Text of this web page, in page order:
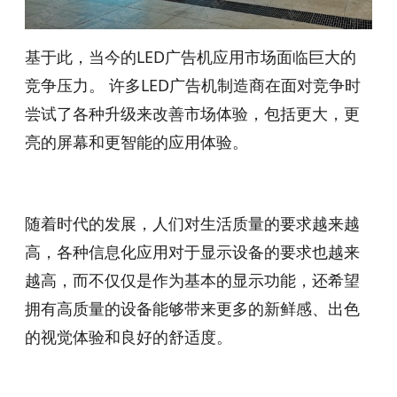
基于此，当今的LED广告机应用市场面临巨大的
竞争压力。 许多LED广告机制造商在面对竞争时
尝试了各种升级来改善市场体验，包括更大，更
亮的屏幕和更智能的应用体验。
随着时代的发展，人们对生活质量的要求越来越
高，各种信息化应用对于显示设备的要求也越来
越高，而不仅仅是作为基本的显示功能，还希望
拥有高质量的设备能够带来更多的新鲜感、出色
的视觉体验和良好的舒适度。